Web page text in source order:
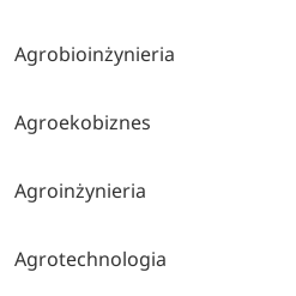
Agrobioinżynieria
Agroekobiznes
Agroinżynieria
Agrotechnologia